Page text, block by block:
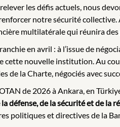
les défis actuels, nous
notre sécurité collective.
multilatérale qui réunira
en avril : à l’issue de
cette nouvelle institution. Au
de la Charte, négociés avec
de 2026 à Ankara, en
défense, de la sécurité et de la
politiques et directives de la